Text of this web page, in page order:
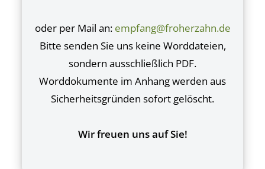
oder per Mail an: empfang@froherzahn.de
Bitte senden Sie uns keine Worddateien,
sondern ausschließlich PDF.
Worddokumente im Anhang werden aus
Sicherheitsgründen sofort gelöscht.
Wir freuen uns auf Sie!